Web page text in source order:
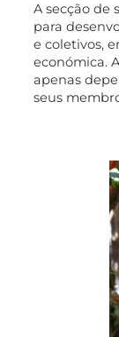
A secção de
para
e coletivos,
económica.
apenas
seus